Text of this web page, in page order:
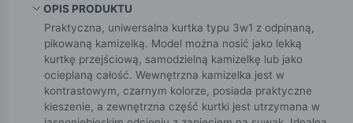
OPIS PRODUKTU
Praktyczna, uniwersalna kurtka typu 3w1 z odpinaną,
pikowaną kamizelką. Model można nosić jako lekką
kurtkę przejściową, samodzielną kamizelkę lub jako
ocieplaną całość. Wewnętrzna kamizelka jest w
kontrastowym, czarnym kolorze, posiada praktyczne
kieszenie, a zewnętrzna część kurtki jest utrzymana w